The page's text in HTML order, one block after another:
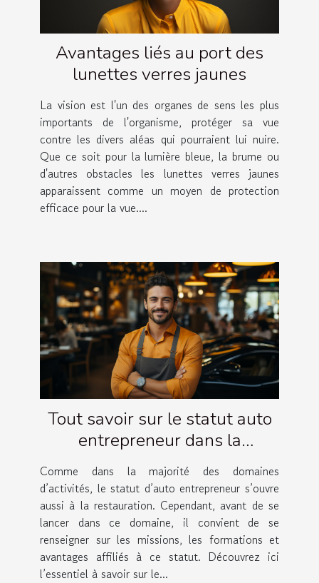
Avantages liés au port des
lunettes verres jaunes
La vision est l'un des organes de sens les plus
importants de l'organisme, protéger sa vue
contre les divers aléas qui pourraient lui nuire.
Que ce soit pour la lumière bleue, la brume ou
d'autres obstacles les lunettes verres jaunes
apparaissent comme un moyen de protection
efficace pour la vue....
Tout savoir sur le statut auto
entrepreneur dans la
restauration
Comme dans la majorité des domaines
d’activités, le statut d’auto entrepreneur s’ouvre
aussi à la restauration. Cependant, avant de se
lancer dans ce domaine, il convient de se
renseigner sur les missions, les formations et
avantages affiliés à ce statut. Découvrez ici
l’essentiel à savoir sur le...